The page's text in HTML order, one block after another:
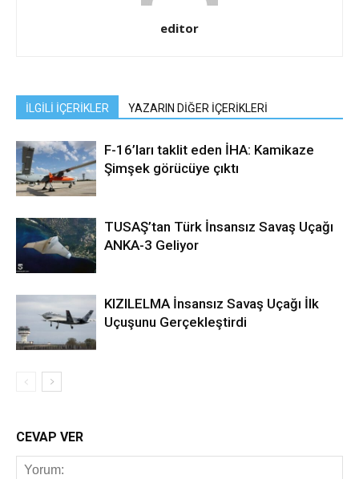
editor
İLGİLİ İÇERİKLER YAZARIN DİĞER İÇERİKLERİ
F-16’ları taklit eden İHA: Kamikaze
Şimşek görücüye çıktı
TUSAŞ’tan Türk İnsansız Savaş Uçağı
ANKA-3 Geliyor
KIZILELMA İnsansız Savaş Uçağı İlk
Uçuşunu Gerçekleştirdi
CEVAP VER